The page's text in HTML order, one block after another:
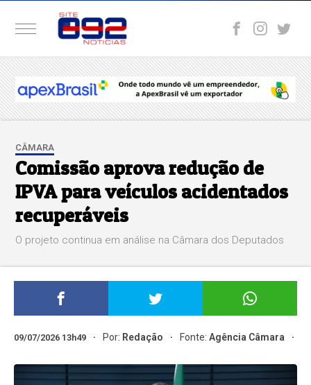
CÂMARA
Comissão aprova redução de
IPVA para veículos acidentados
recuperáveis
O projeto continua em análise na Câmara dos Deputados
09/07/2026 13h49 Por: Redação Fonte:Agência Câmara